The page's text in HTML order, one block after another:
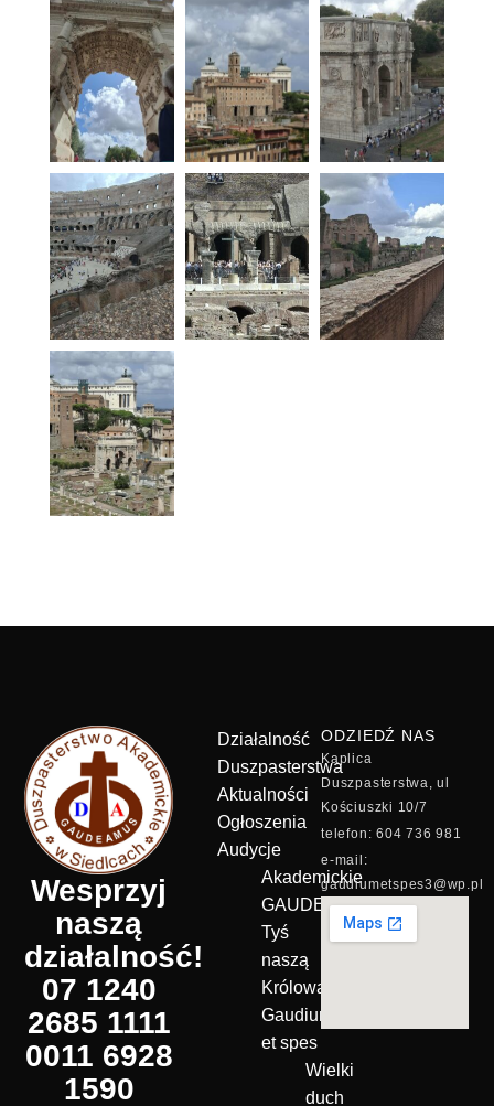
Wesprzyj
naszą
działalność!
07 1240
2685 1111
0011 6928
1590
Działalność
Duszpasterstwa
Aktualności
Ogłoszenia
Audycje
Akademickie
GAUDEAMUS
Tyś
naszą
Królową!
Gaudium
et spes
Wielki
duch
ODZIEDŹ NAS
Kaplica
Duszpasterstwa, ul
Kościuszki 10/7
telefon: 604 736 981
e-mail:
gaudiumetspes3@wp.pl